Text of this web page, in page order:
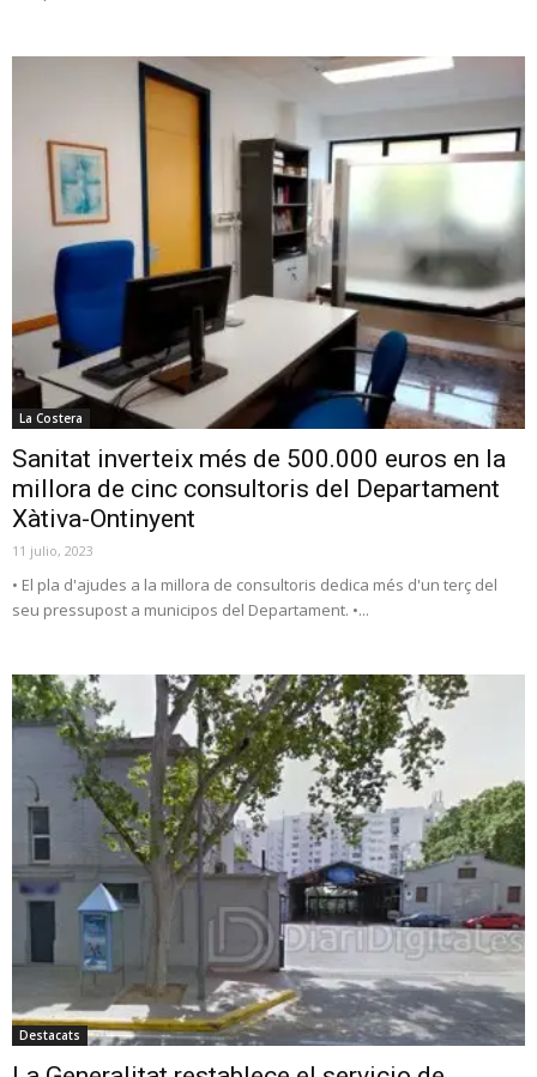
La Costera
Sanitat inverteix més de 500.000 euros en la
millora de cinc consultoris del Departament
Xàtiva-Ontinyent
11 julio, 2023
• El pla d'ajudes a la millora de consultoris dedica més d'un terç del
seu pressupost a municipos del Departament. •...
Destacats